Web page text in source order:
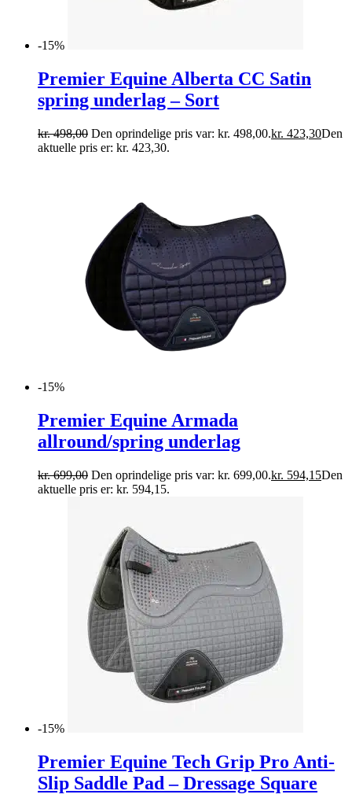
-15%
Premier Equine Alberta CC Satin
spring underlag – Sort
kr.498,00 Den oprindelige pris var: kr. 498,00.kr. 423,30Den
aktuelle pris er: kr. 423,30.
-15%
Premier Equine Armada
allround/spring underlag
kr.699,00 Den oprindelige pris var: kr. 699,00.kr. 594,15Den
aktuelle pris er: kr. 594,15.
-15%
Premier Equine Tech Grip Pro Anti-
Slip Saddle Pad – Dressage Square